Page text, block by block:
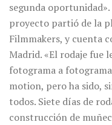
segunda
proyecto partió de la
Filmmakers, y cuenta
Madrid. «El rodaje fue
fotograma a
motion, pero ha sido,
todos. Siete días de
construcción de